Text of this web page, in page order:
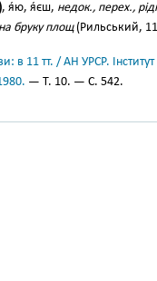
, я́ю, я́єш, недок., перех.,
бруку площ(Рильський,
в 11 тт. / АН УРСР.
— Т. 10. — С. 542.